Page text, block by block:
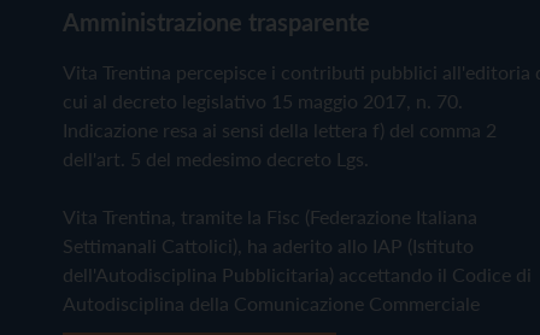
Amministrazione trasparente
Vita Trentina percepisce i contributi pubblici all'editoria
cui al decreto legislativo 15 maggio 2017, n. 70.
Indicazione resa ai sensi della lettera f) del comma 2
dell'art. 5 del medesimo decreto Lgs.
Vita Trentina, tramite la Fisc (Federazione Italiana
Settimanali Cattolici), ha aderito allo IAP (Istituto
dell'Autodisciplina Pubblicitaria) accettando il Codice di
Autodisciplina della Comunicazione Commerciale